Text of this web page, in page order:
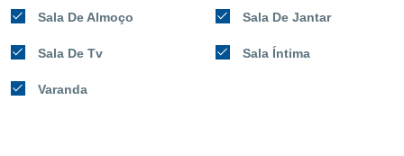
Sala De Almoço Sala De Jantar
Sala De Tv Sala Íntima
Varanda